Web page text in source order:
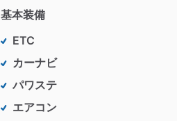
基本装備
ETC
カーナビ
パワステ
エアコン